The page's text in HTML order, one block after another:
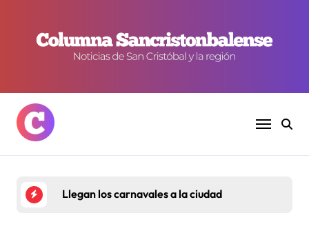
contenido
Llegan los carnavales a la ciudad